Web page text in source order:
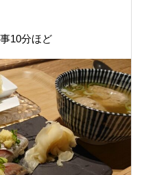
10分ほど